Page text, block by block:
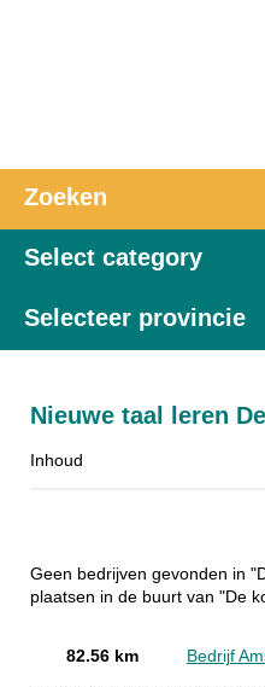
Zoeken
Select category
Selecteer provincie
Nieuwe taal leren
Inhoud
Geen bedrijven gevonden in
plaatsen in de buurt van "De
82.56 km Bedrijf